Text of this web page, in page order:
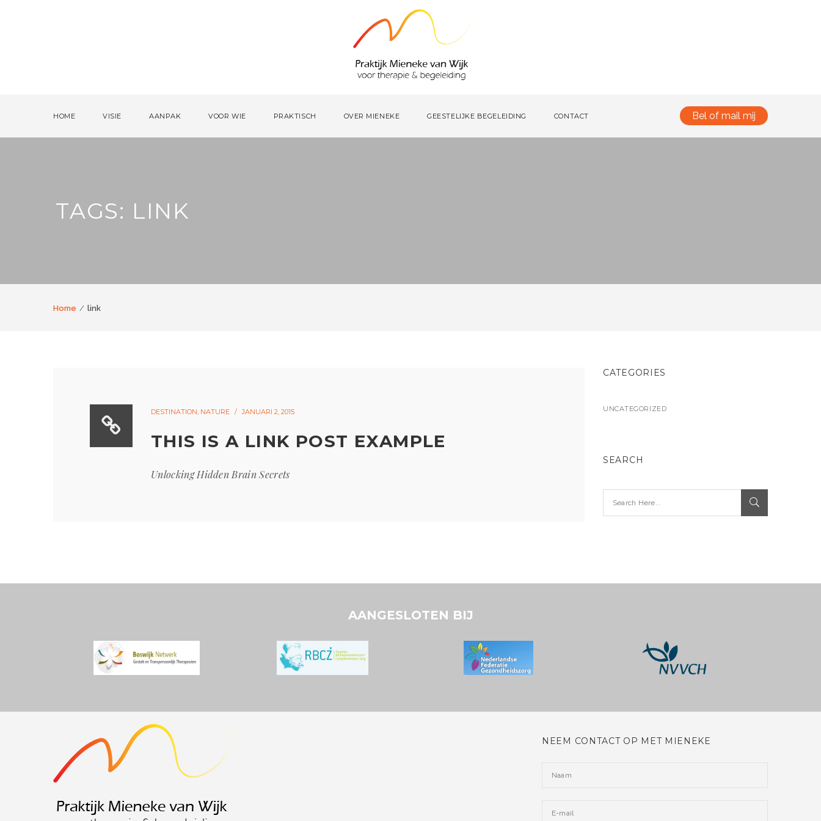
HOME VISIE AANPAK VOOR WIE PRAKTISCH OVER MIENEKE GEESTELIJKE BEGELEIDING CONTACT Bel of mail mij
TAGS: LINK
Home link
DESTINATION, NATURE JANUARI 2, 2015
THIS IS A LINK POST EXAMPLE
Unlocking Hidden Brain Secrets
CATEGORIES
UNCATEGORIZED
SEARCH
AANGESLOTEN BIJ
NEEM CONTACT OP MET MIENEKE